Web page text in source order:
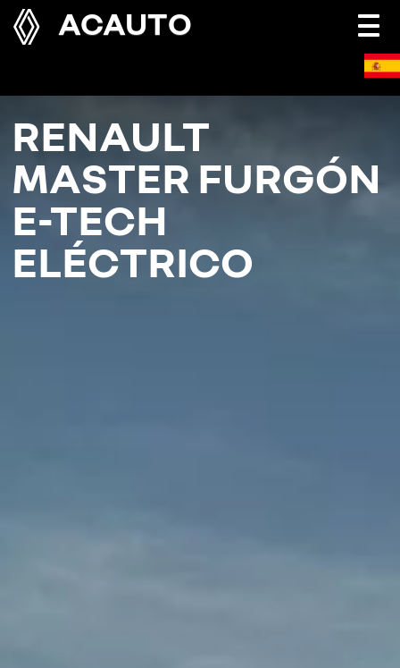
ACAUTO
RENAULT
MASTER FURGÓN
E-TECH
ELÉCTRICO